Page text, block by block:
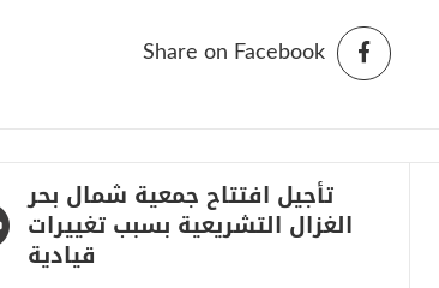
Share on Facebook
تأجيل افتتاح جمعية شمال بحر
الغزال التشريعية بسبب تغييرات
قيادية